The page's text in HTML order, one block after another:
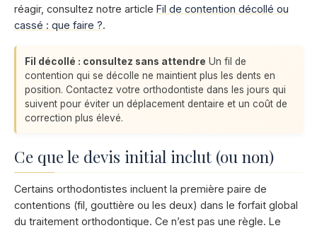
réagir, consultez notre article Fil de contention décollé ou
cassé : que faire ?.
Fil décollé : consultez sans attendre Un fil de
contention qui se décolle ne maintient plus les dents en
position. Contactez votre orthodontiste dans les jours qui
suivent pour éviter un déplacement dentaire et un coût de
correction plus élevé.
Ce que le devis initial inclut (ou non)
Certains orthodontistes incluent la première paire de
contentions (fil, gouttière ou les deux) dans le forfait global
du traitement orthodontique. Ce n’est pas une règle. Le